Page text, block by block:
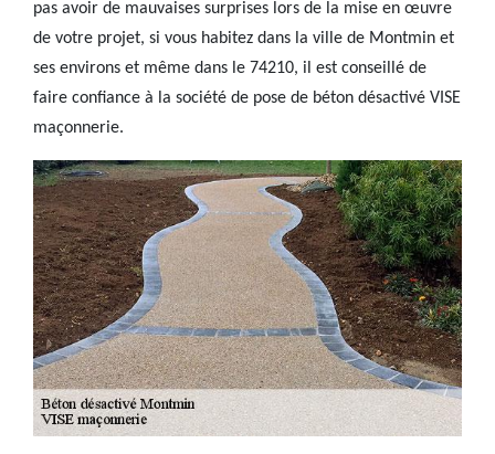
pas avoir de mauvaises surprises lors de la mise en œuvre
de votre projet, si vous habitez dans la ville de Montmin et
ses environs et même dans le 74210, il est conseillé de
faire confiance à la société de pose de béton désactivé VISE
maçonnerie.